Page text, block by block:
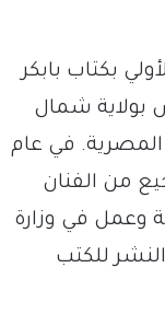
بكتاب بابكر
بولاية شمال
المصرية. في عام
من الفنان
وعمل في وزارة
للكتب